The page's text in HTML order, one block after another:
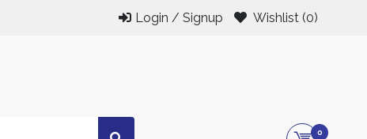
Login / Signup Wishlist (0)
0